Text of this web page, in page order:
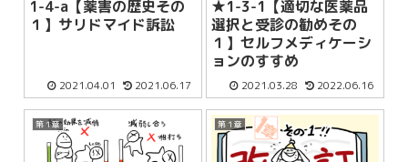
1-4-a【薬害の歴史その
１】サリドマイド訴訟
2021.04.01 2021.06.17
★1-3-1【適切な医薬品
選択と受診の勧めその
１】セルフメディケーシ
ョンのすすめ
2021.03.28 2022.06.16
第１章 第１章